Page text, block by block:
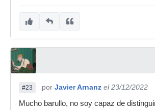
#23 por Javier Arnanz el 23/12/2022
Mucho barullo, no soy capaz de